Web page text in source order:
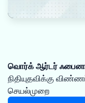
வொர்க் ஆர்டர்
நிதியுதவிக்கு
செயல்முறை